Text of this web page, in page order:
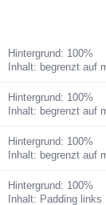
Hintergrund: 100%
Inhalt: begrenzt auf
Hintergrund: 100%
Inhalt: begrenzt auf
Hintergrund: 100%
Inhalt: begrenzt auf
Hintergrund: 100%
Inhalt: Padding links